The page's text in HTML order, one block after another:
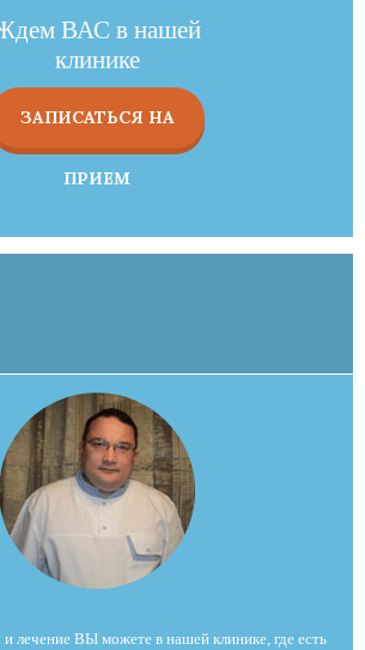
ВАС в нашей
клинике
ЗАПИСАТЬСЯ НА
ПРИЕМ
лечение ВЫ можете в нашей клинике, где есть